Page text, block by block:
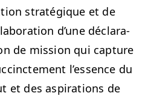
stratégique et de
d’une déc­la­ra­
de mis­sion qui cap­ture
l’essence du
et des aspi­ra­tions de